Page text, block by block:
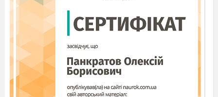
Скільки кілометрів лісу вогонь може знищити за
4 години?
За одну годину вогонь може знищити 5 гектарів
лісу. За скільки часу такий вогонь знищить 20
гектарів лісу? Пам’ятайте, вогонь
небезпечний для лісу. Не залишайте вогонь без
нагляду.
Прості задачі